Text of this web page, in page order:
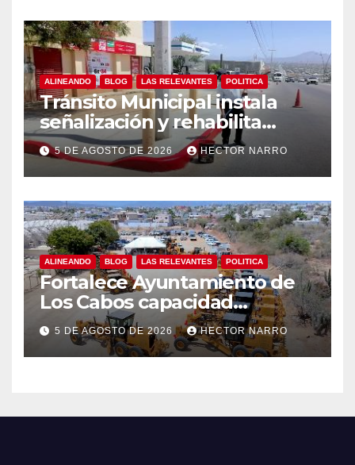
ALINEANDO BLOG LAS RELEVANTES POLITICA
Tránsito Municipal instala
señalización y rehabilita
cruces peatonales en Los
Cabos
5 DE AGOSTO DE 2026 HECTOR NARRO
ALINEANDO BLOG LAS RELEVANTES POLITICA
Fortalece Ayuntamiento de
Los Cabos capacidad
operativa de Servicios
Públicos con recursos del
FISAM
5 DE AGOSTO DE 2026 HECTOR NARRO